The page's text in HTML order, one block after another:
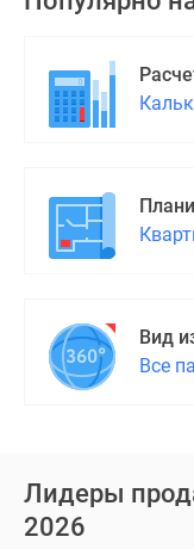
Вид
Все
Лидеры
2026